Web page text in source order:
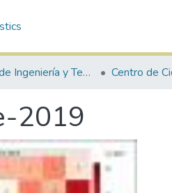
Instituto de Ingeniería y Tecnología
2019